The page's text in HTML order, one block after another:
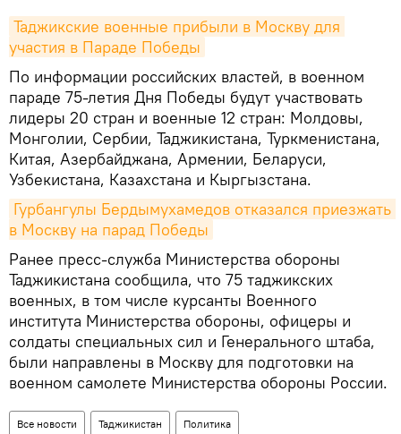
Таджикские военные прибыли в Москву для
участия в Параде Победы
По информации российских властей, в военном
параде 75-летия Дня Победы будут участвовать
лидеры 20 стран и военные 12 стран: Молдовы,
Монголии, Сербии, Таджикистана, Туркменистана,
Китая, Азербайджана, Армении, Беларуси,
Узбекистана, Казахстана и Кыргызстана.
Гурбангулы Бердымухамедов отказался приезжать
в Москву на парад Победы
Ранее пресс-служба Министерства обороны
Таджикистана сообщила, что 75 таджикских
военных, в том числе курсанты Военного
института Министерства обороны, офицеры и
солдаты специальных сил и Генерального штаба,
были направлены в Москву для подготовки на
военном самолете Министерства обороны России.
Все новости Таджикистан Политика